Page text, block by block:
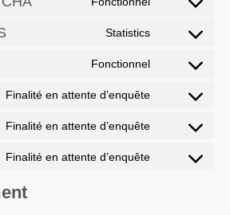
Statistics
Fonctionnel
Finalité en attente d’enquête
Finalité en attente d’enquête
Finalité en attente d’enquête